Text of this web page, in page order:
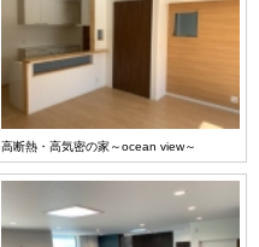
高断熱・高気密の家～ocean view～